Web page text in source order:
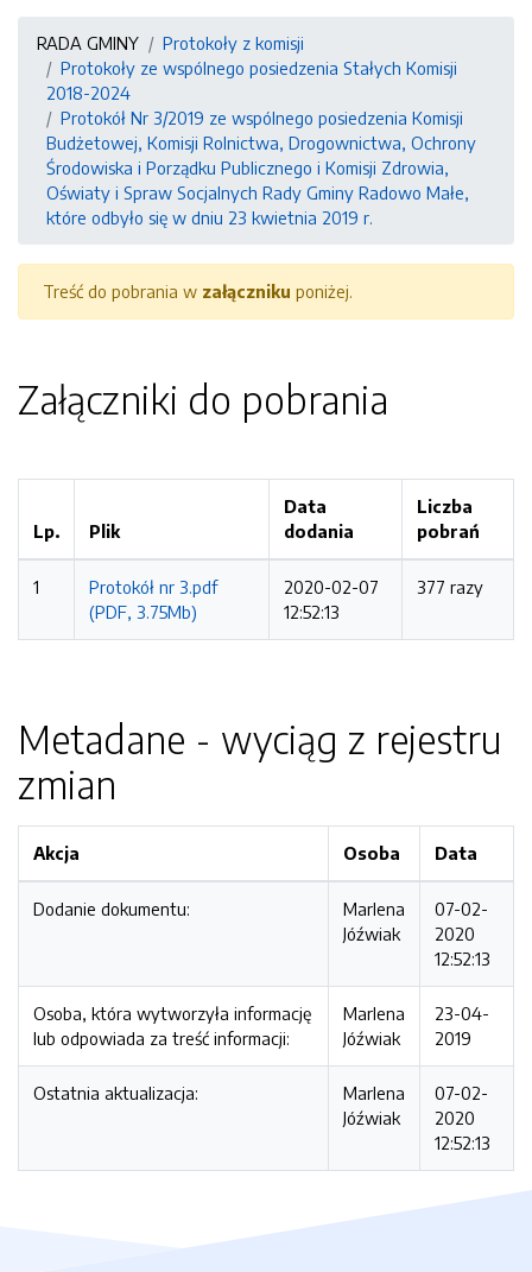
RADA GMINY
Protokoły z komisji
Protokoły ze wspólnego posiedzenia Stałych Komisji
2018-2024
Protokół Nr 3/2019 ze wspólnego posiedzenia Komisji
Budżetowej, Komisji Rolnictwa, Drogownictwa, Ochrony
Środowiska i Porządku Publicznego i Komisji Zdrowia,
Oświaty i Spraw Socjalnych Rady Gminy Radowo Małe,
które odbyło się w dniu 23 kwietnia 2019 r.
Treść do pobrania w załączniku poniżej.
Załączniki do pobrania
Lp. Plik
Data
dodania
Liczba
pobrań
1
Protokół nr 3.pdf
(PDF, 3.75Mb)
2020-02-07
12:52:13
377 razy
Metadane - wyciąg z rejestru
zmian
Akcja Osoba Data
Dodanie dokumentu:
Marlena
Jóźwiak
07-02-
2020
12:52:13
Osoba, która wytworzyła informację
lub odpowiada za treść informacji:
Marlena
Jóźwiak
23-04-
2019
Ostatnia aktualizacja:
Marlena
Jóźwiak
07-02-
2020
12:52:13